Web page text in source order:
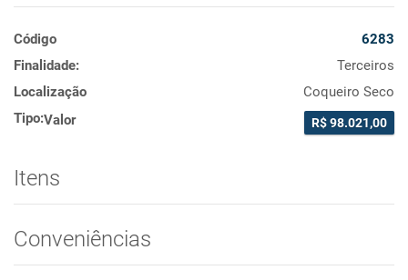
Código
6283
Finalidade:
Terceiros
Localização
Coqueiro Seco
Tipo:Valor R$ 98.021,00
Itens
Conveniências